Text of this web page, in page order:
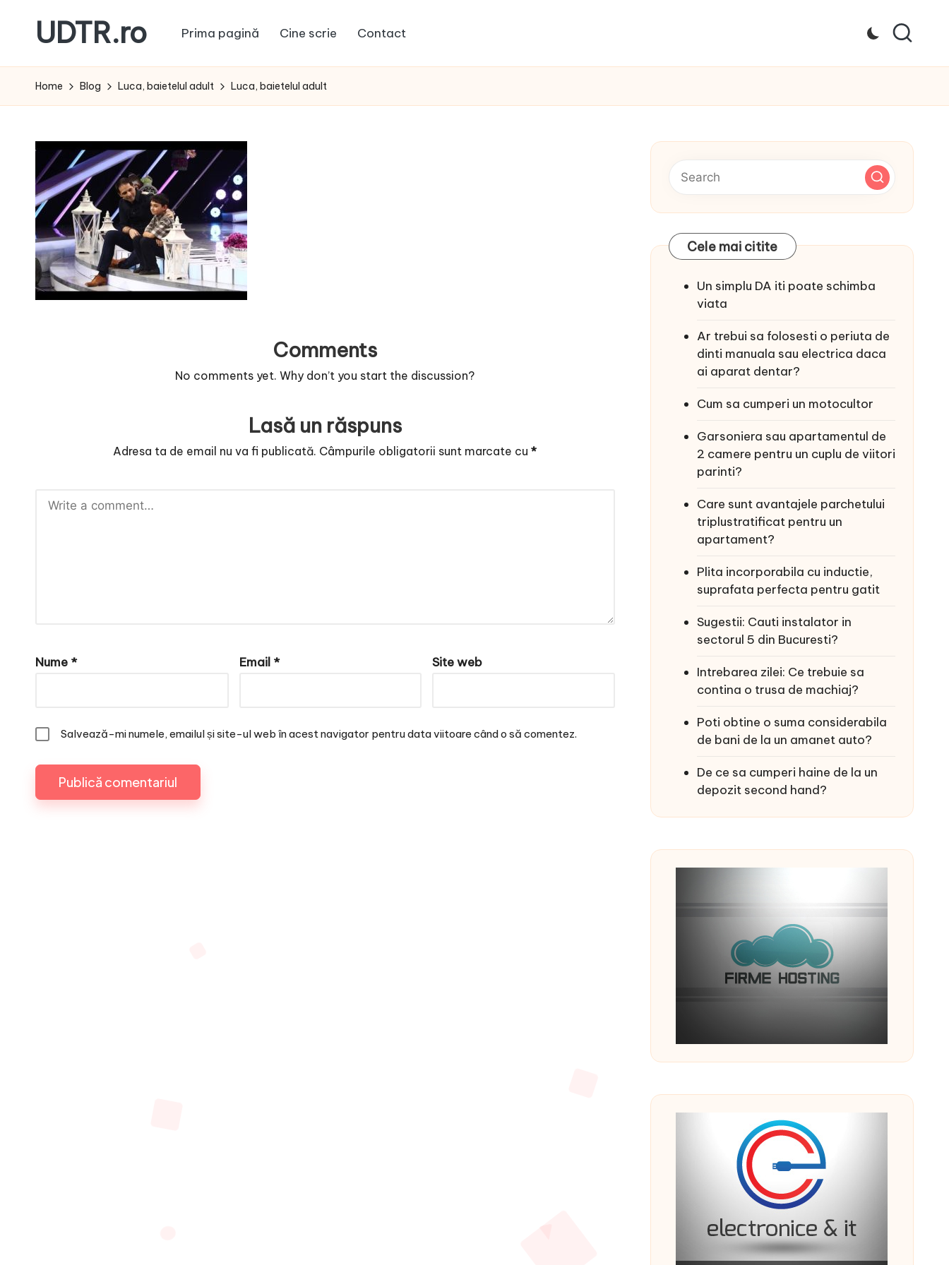
content
UDTR.ro
dorul
te
Prima pagină Cine scrie Contact
Home Blog Luca, baietelul adult Luca, baietelul adult
Comments
No comments yet. Why don’t you start the discussion?
Lasă un răspuns
Adresa ta de email nu va fi publicată. Câmpurile obligatorii sunt marcate cu*
Nume * Email * Site web
Salvează-mi numele, emailul și site-ul web în acest navigator pentru data viitoare când o să comentez.
Cele mai citite
Un simplu DA iti poate schimba
viata
Ar trebui sa folosesti o periuta de
dinti manuala sau electrica daca
ai aparat dentar?
Cum sa cumperi un motocultor
Garsoniera sau apartamentul de
2 camere pentru un cuplu de viitori
parinti?
Care sunt avantajele parchetului
triplustratificat pentru un
apartament?
Plita incorporabila cu inductie,
suprafata perfecta pentru gatit
Sugestii: Cauti instalator in
sectorul 5 din Bucuresti?
Intrebarea zilei: Ce trebuie sa
contina o trusa de machiaj?
Poti obtine o suma considerabila
de bani de la un amanet auto?
De ce sa cumperi haine de la un
depozit second hand?